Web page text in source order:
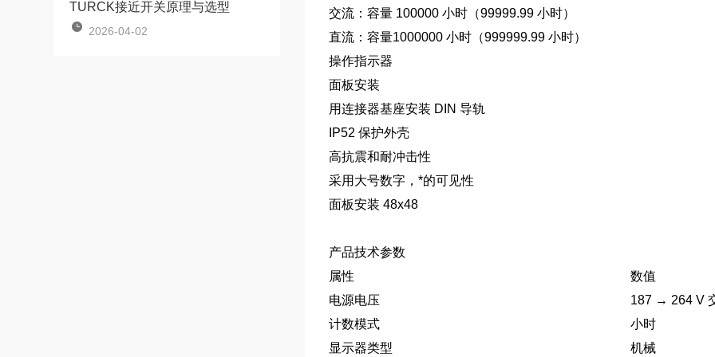
TURCK接近开关原理与选型
2026-04-02
交流：容量 100000 小时（99999.99 小时）
直流：容量1000000 小时（999999.99 小时）
操作指示器
面板安装
用连接器基座安装 DIN 导轨
IP52 保护外壳
高抗震和耐冲击性
采用大号数字，*的可见性
面板安装 48x48
产品技术参数
属性
数值
电源电压
187 → 264 V
计数模式
小时
显示器类型
机械